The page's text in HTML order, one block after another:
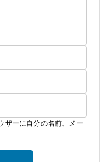
ザーに自分の名前、メー